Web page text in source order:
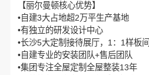
【丽尔曼顿核心优势】
•自建3大占地超2万平生产基地
•有独立的研发设计中心
•长沙5大定制接待展厅，1：1样板间
•自建专业的安装团队+售后团队
•集团专注全屋定制全屋整装13年